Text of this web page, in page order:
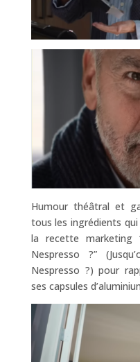
Humour théâtral et
tous les ingrédients
la recette
Nespresso ?”
Nespresso ?) pour
ses capsules